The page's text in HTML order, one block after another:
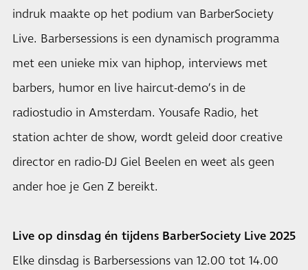
indruk maakte op het podium van BarberSociety
Live. Barbersessions is een dynamisch programma
met een unieke mix van hiphop, interviews met
barbers, humor en live haircut-demo’s in de
radiostudio in Amsterdam. Yousafe Radio, het
station achter de show, wordt geleid door creative
director en radio-DJ Giel Beelen en weet als geen
ander hoe je Gen Z bereikt.
Live op dinsdag én tijdens BarberSociety Live 2025
Elke dinsdag is Barbersessions van 12.00 tot 14.00